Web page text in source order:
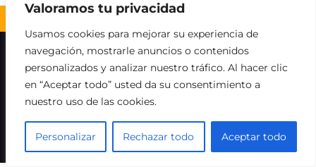
Valoramos tu privacidad
Usamos cookies para mejorar su experiencia de
navegación, mostrarle anuncios o contenidos
personalizados y analizar nuestro tráfico. Al hacer clic
en “Aceptar todo” usted da su consentimiento a
nuestro uso de las cookies.
Personalizar Rechazar todo Aceptar todo
Volver al inicio ↑
Sobre nosotros Contacto Aviso legal
Política de Cookies Política de privacidad
©Licor cerca de mí.